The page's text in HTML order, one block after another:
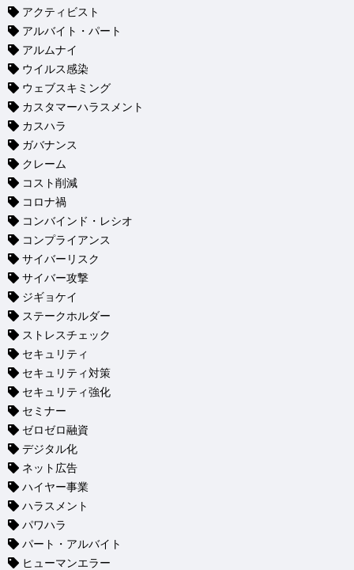
アクティビスト
アルバイト・パート
アルムナイ
ウイルス感染
ウェブスキミング
カスタマーハラスメント
カスハラ
ガバナンス
クレーム
コスト削減
コロナ禍
コンバインド・レシオ
コンプライアンス
サイバーリスク
サイバー攻撃
ジギョケイ
ステークホルダー
ストレスチェック
セキュリティ
セキュリティ対策
セキュリティ強化
セミナー
ゼロゼロ融資
デジタル化
ネット広告
ハイヤー事業
ハラスメント
パワハラ
パート・アルバイト
ヒューマンエラー